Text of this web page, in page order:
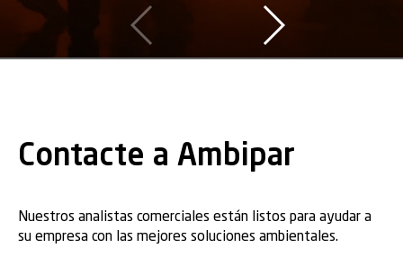
Contacte a Ambipar
Nuestros analistas comerciales están listos para ayudar a
su empresa con las mejores soluciones ambientales.